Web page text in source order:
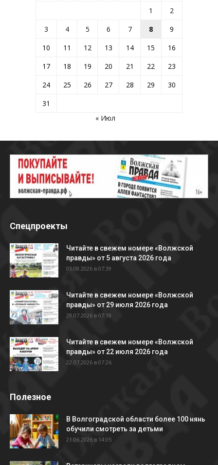
1
2
3
4 5 6 7 8
9
10
11 12 13 14 15
16
17
18 19 20 21 22
23
24
25 26 27 28 29
30
31
« Июл
Спецпроекты
Читайте в свежем номере «Волжской
правды» от 5 августа 2026 года
05.08.2026 в 07:39
Читайте в свежем номере «Волжской
правды» от 29 июля 2026 года
29.07.2026 в 07:18
Читайте в свежем номере «Волжской
правды» от 22 июля 2026 года
22.07.2026 в 07:26
Полезное
В Волгоградской области более 100 нянь
обучили смотреть за детьми
21.06.2026 в 14:05